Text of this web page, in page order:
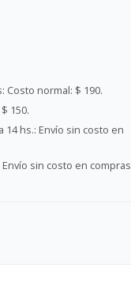
Costo normal: $ 190.
150.
14 hs.: Envío sin costo en
Envío sin costo en compras